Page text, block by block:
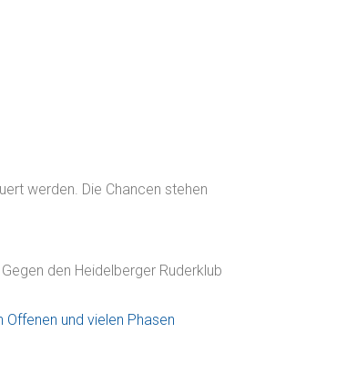
werden. Die Chancen stehen
den Heidelberger Ruderklub
und vielen Phasen